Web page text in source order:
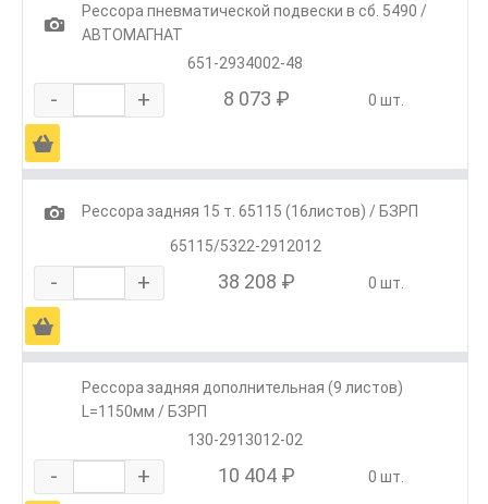
1
Рессора пневматической подвески в сб. 5490 /
АВТОМАГНАТ
651-2934002-48
- + 8 073 ₽ 0 шт.
Ä
1
Рессора задняя 15 т. 65115 (16листов) / БЗРП
65115/5322-2912012
- + 38 208 ₽ 0 шт.
Ä
Рессора задняя дополнительная (9 листов)
L=1150мм / БЗРП
130-2913012-02
- + 10 404 ₽ 0 шт.